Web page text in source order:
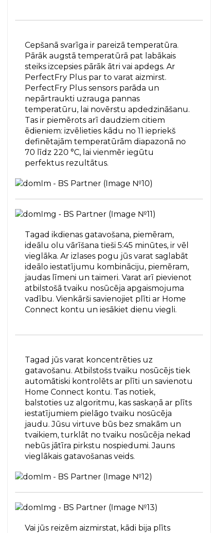
Cepšanā svarīga ir pareizā temperatūra.
Pārāk augstā temperatūrā pat labākais
steiks izcepsies pārāk ātri vai apdegs. Ar
PerfectFry Plus par to varat aizmirst.
PerfectFry Plus sensors parāda un
nepārtraukti uzrauga pannas
temperatūru, lai novērstu apdedzināšanu.
Tas ir piemērots arī daudziem citiem
ēdieniem: izvēlieties kādu no 11 iepriekš
definētajām temperatūrām diapazonā no
70 līdz 220 °C, lai vienmēr iegūtu
perfektus rezultātus.
Tagad ikdienas gatavošana, piemēram,
ideālu olu vārīšana tieši 5:45 minūtes, ir vēl
vieglāka. Ar izlases pogu jūs varat saglabāt
ideālo iestatījumu kombināciju, piemēram,
jaudas līmeni un taimeri. Varat arī pievienot
atbilstošā tvaiku nosūcēja apgaismojuma
vadību. Vienkārši savienojiet plīti ar Home
Connect kontu un iesākiet dienu viegli.
Tagad jūs varat koncentrēties uz
gatavošanu. Atbilstošs tvaiku nosūcējs tiek
automātiski kontrolēts ar plīti un savienotu
Home Connect kontu. Tas notiek,
balstoties uz algoritmu, kas saskaņā ar plīts
iestatījumiem pielāgo tvaiku nosūcēja
jaudu. Jūsu virtuve būs bez smakām un
tvaikiem, turklāt no tvaiku nosūcēja nekad
nebūs jātīra pirkstu nospiedumi. Jauns
vieglākais gatavošanas veids.
Vai jūs reizēm aizmirstat, kādi bija plīts